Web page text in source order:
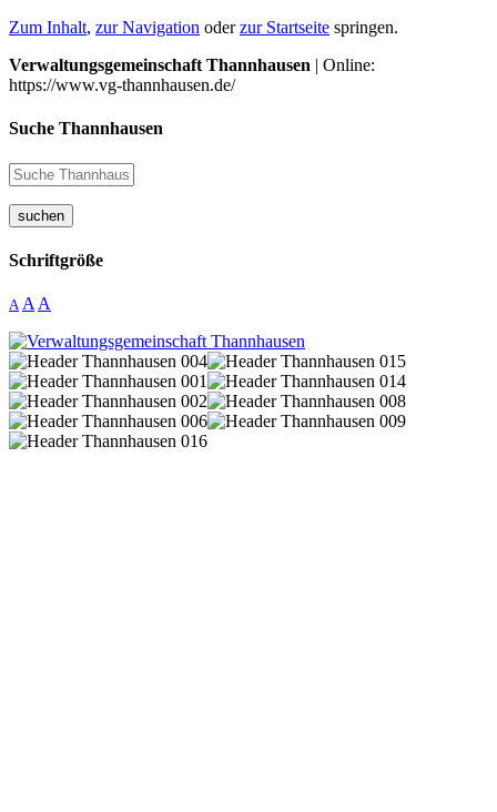
Zum Inhalt, zur Navigation oderzur Startseite springen.
Verwaltungsgemeinschaft Thannhausen | Online:
https://www.vg-thannhausen.de/
Suche Thannhausen
suchen
Schriftgröße
A A A